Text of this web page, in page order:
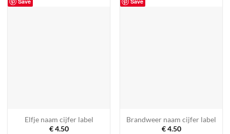
Elfje naam cijfer label
€4.50
Brandweer naam cijfer label
€4.50